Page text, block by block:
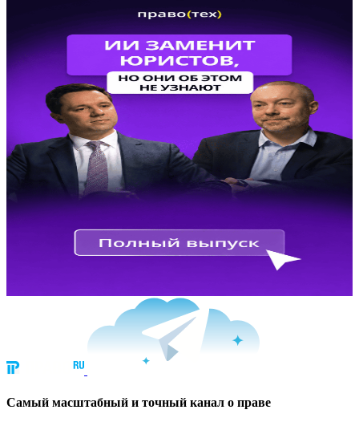
Cамый масштабный и точный канал о праве